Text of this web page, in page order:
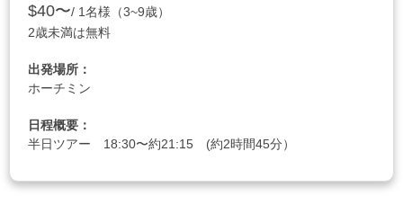
$40〜/ 1名様（3~9歳）
2歳未満は無料
出発場所：
ホーチミン
日程概要：
半日ツアー 18:30〜約21:15 (約2時間45分）